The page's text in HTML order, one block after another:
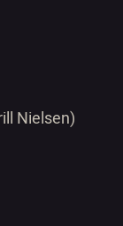
Nielsen)